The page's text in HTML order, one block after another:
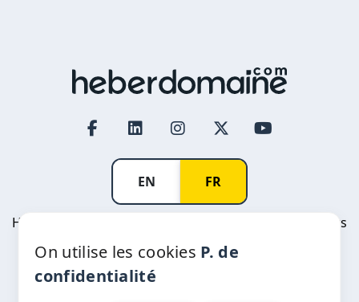
EN FR
Heberdomaine Afoulki International SARL © All rights
reserved
R.C: 376383 | Patente: 33378217 | IF: 06980545 |
CNSS: 6809448 | ICE: 001816382000013
On utilise les cookies P. de
confidentialité